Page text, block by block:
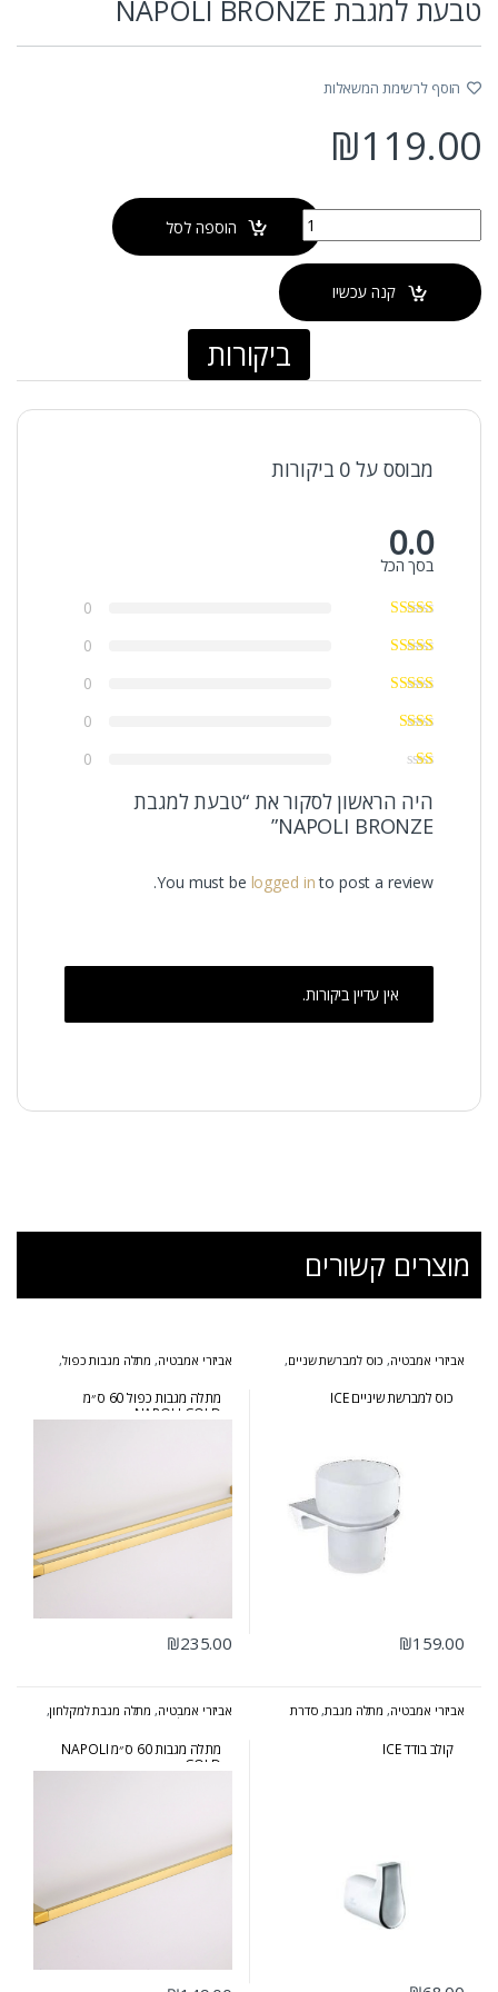
טבעת למגבת NAPOLI BRONZE
הוסף לרשימת המשאלות
₪119.00
כמות של טבעת למגבת NAPOLI BRONZE הוספה לסל
קנה עכשיו
ביקורות
מבוסס על 0 ביקורות
0.0
בסך הכל
0
0
0
0
0
היה הראשון לסקור את “טבעת למגבת
NAPOLI BRONZE”
You must be logged into post a review.
אין עדיין ביקורות.
מוצרים קשורים
אביזרי אמבטיה, כוס למברשת שניים,
כוס למברשת שיניים ICE
₪159.00
אביזרי אמבטיה, מתלה מגבות כפול,
מתלה מגבות כפול 60 ס״מ
NAPOLI GOLD
₪235.00
אביזרי אמבטיה, מתלה מגבת, סדרת
קולב בודד ICE
אביזרי אמבטיה, מתלה מגבת למקלחון,
סדרת נפולי זהב
מתלה מגבות 60 ס״מ NAPOLI
GOLD